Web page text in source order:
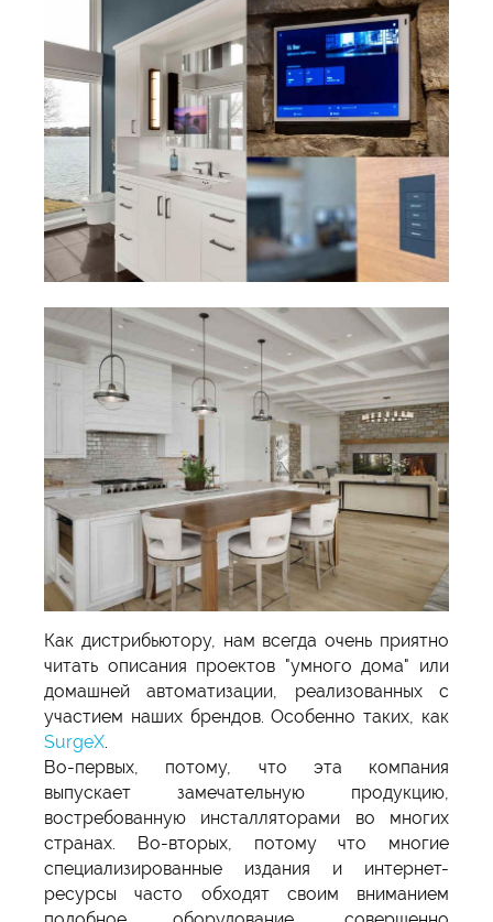
Как дистрибьютору, нам всегда очень приятно
читать описания проектов "умного дома" или
домашней автоматизации, реализованных с
участием наших брендов. Особенно таких, как
SurgeX.
Во-первых, потому, что эта компания
выпускает замечательную продукцию,
востребованную инсталляторами во многих
странах. Во-вторых, потому что многие
специализированные издания и интернет-
ресурсы часто обходят своим вниманием